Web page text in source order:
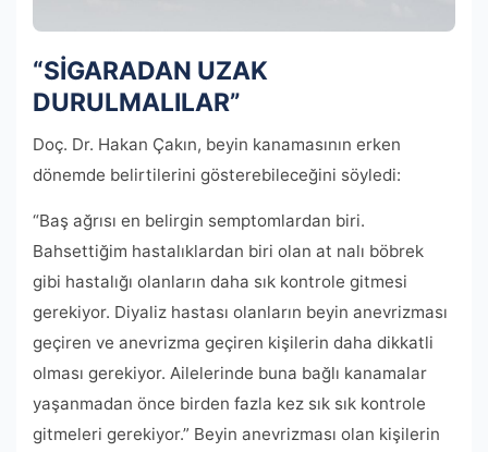
“SİGARADAN UZAK
DURULMALILAR”
Doç. Dr. Hakan Çakın, beyin kanamasının erken
dönemde belirtilerini gösterebileceğini söyledi:
“Baş ağrısı en belirgin semptomlardan biri.
Bahsettiğim hastalıklardan biri olan at nalı böbrek
gibi hastalığı olanların daha sık kontrole gitmesi
gerekiyor. Diyaliz hastası olanların beyin anevrizması
geçiren ve anevrizma geçiren kişilerin daha dikkatli
olması gerekiyor. Ailelerinde buna bağlı kanamalar
yaşanmadan önce birden fazla kez sık sık kontrole
gitmeleri gerekiyor.” Beyin anevrizması olan kişilerin